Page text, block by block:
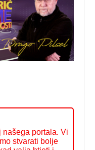
našega portala. Vi
stvarati bolje